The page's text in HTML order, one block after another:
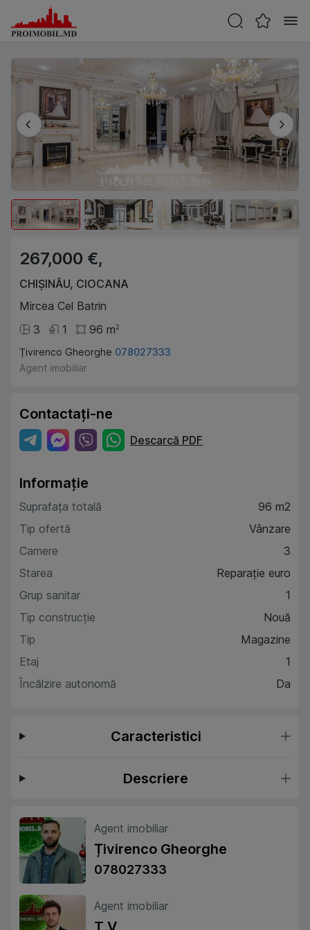
267,000 €,
CHIȘINĂU, CIOCANA
Mircea Cel Batrin
3
1 96 m2
Țivirenco Gheorghe 078027333
Agent imobiliar
Contactați-ne
Descarcă PDF
Informație
Suprafața totală
96 m2
Tip ofertă
Vânzare
Camere
3
Starea
Reparație euro
Grup sanitar
1
Tip construcție
Nouă
Tip
Magazine
Etaj
1
Încălzire autonomă
Da
Caracteristici
Descriere
Agent imobiliar
Țivirenco Gheorghe
078027333
Agent imobiliar
T V